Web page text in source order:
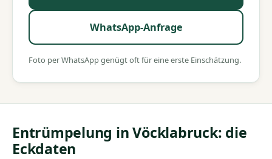
WhatsApp-Anfrage
Foto per WhatsApp genügt oft für eine erste Einschätzung.
Entrümpelung in Vöcklabruck: die
Eckdaten